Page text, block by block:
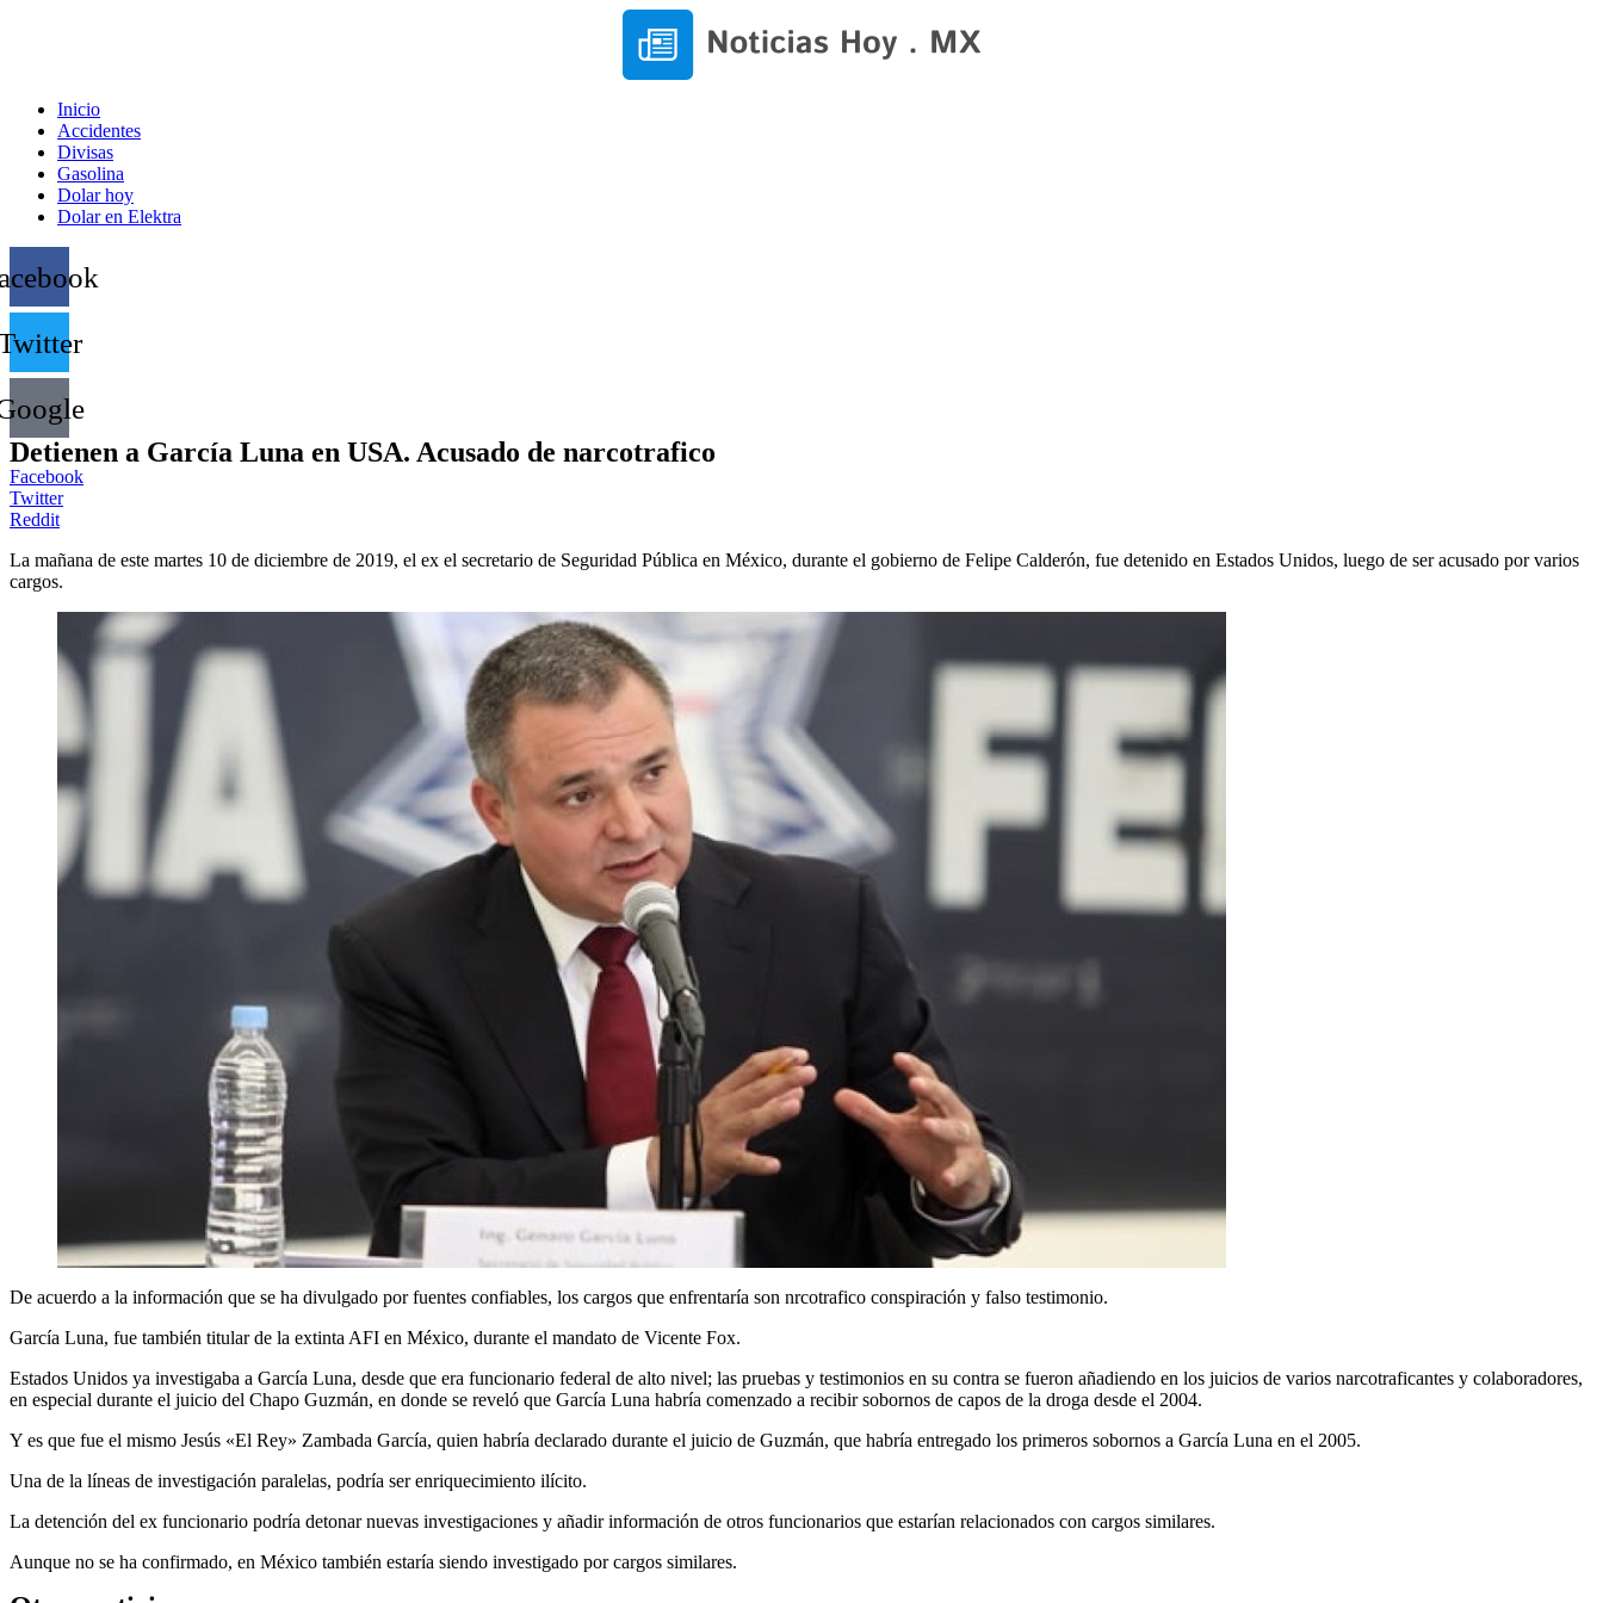
Inicio
Accidentes
Divisas
Gasolina
Dolar hoy
Dolar en Elektra
Detienen a García Luna en USA. Acusado de narcotrafico
Facebook
Twitter
Reddit
La mañana de este martes 10 de diciembre de 2019, el ex el secretario de Seguridad Pública en México, durante el gobierno de Felipe Calderón, fue detenido en Estados Unidos, luego de ser acusado por varios
cargos.
De acuerdo a la información que se ha divulgado por fuentes confiables, los cargos que enfrentaría son nrcotrafico conspiración y falso testimonio.
García Luna, fue también titular de la extinta AFI en México, durante el mandato de Vicente Fox.
Estados Unidos ya investigaba a García Luna, desde que era funcionario federal de alto nivel; las pruebas y testimonios en su contra se fueron añadiendo en los juicios de varios narcotraficantes y colaboradores,
en especial durante el juicio del Chapo Guzmán, en donde se reveló que García Luna habría comenzado a recibir sobornos de capos de la droga desde el 2004.
Y es que fue el mismo Jesús «El Rey» Zambada García, quien habría declarado durante el juicio de Guzmán, que habría entregado los primeros sobornos a García Luna en el 2005.
Una de la líneas de investigación paralelas, podría ser enriquecimiento ilícito.
La detención del ex funcionario podría detonar nuevas investigaciones y añadir información de otros funcionarios que estarían relacionados con cargos similares.
Aunque no se ha confirmado, en México también estaría siendo investigado por cargos similares.